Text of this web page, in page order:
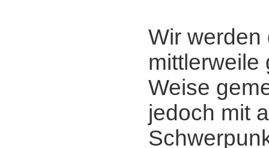
Wir werden
mittlerweile
Weise
jedoch mit